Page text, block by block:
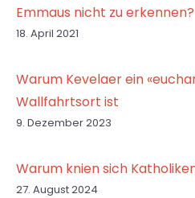
Emmaus nicht zu erkennen?
18. April 2021
Warum Kevelaer ein
Wallfahrtsort ist
9. Dezember 2023
Warum knien sich
27. August 2024